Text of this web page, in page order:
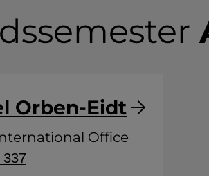
Orben-Eidt
Office